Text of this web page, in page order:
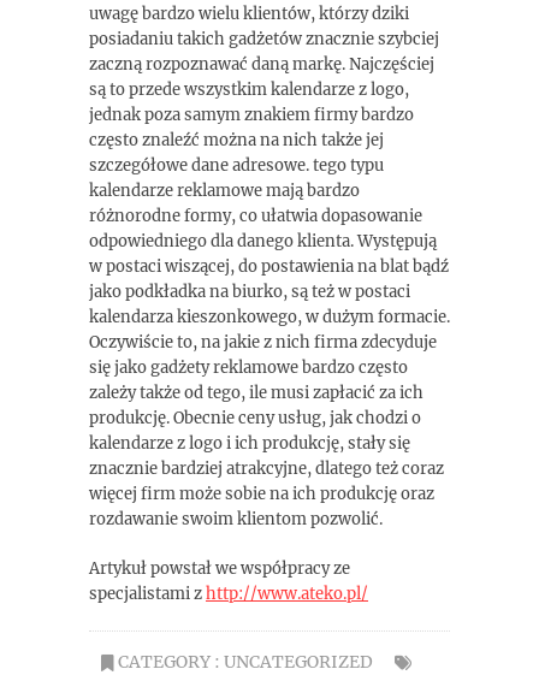
uwagę bardzo wielu klientów, którzy dziki
posiadaniu takich gadżetów znacznie szybciej
zaczną rozpoznawać daną markę. Najczęściej
są to przede wszystkim kalendarze z logo,
jednak poza samym znakiem firmy bardzo
często znaleźć można na nich także jej
szczegółowe dane adresowe. tego typu
kalendarze reklamowe mają bardzo
różnorodne formy, co ułatwia dopasowanie
odpowiedniego dla danego klienta. Występują
w postaci wiszącej, do postawienia na blat bądź
jako podkładka na biurko, są też w postaci
kalendarza kieszonkowego, w dużym formacie.
Oczywiście to, na jakie z nich firma zdecyduje
się jako gadżety reklamowe bardzo często
zależy także od tego, ile musi zapłacić za ich
produkcję. Obecnie ceny usług, jak chodzi o
kalendarze z logo i ich produkcję, stały się
znacznie bardziej atrakcyjne, dlatego też coraz
więcej firm może sobie na ich produkcję oraz
rozdawanie swoim klientom pozwolić.
Artykuł powstał we współpracy ze
specjalistami zhttp://www.ateko.pl/
CATEGORY : UNCATEGORIZED